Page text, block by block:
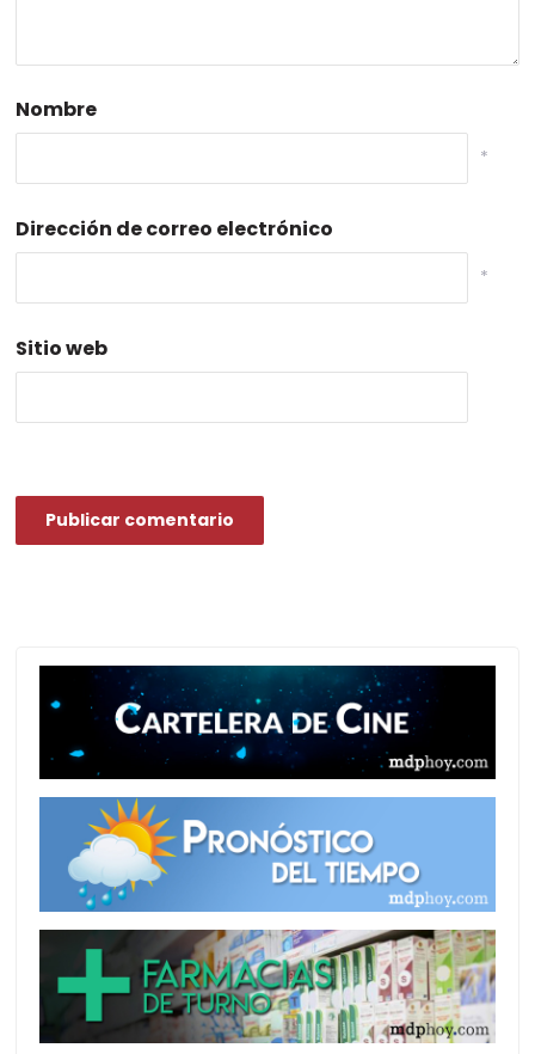
Nombre
*
Dirección de correo electrónico
*
Sitio web